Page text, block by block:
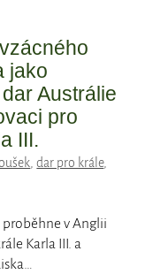
jako
Austrálie
pro
III.
,dar pro krále,
proběhne v Anglii
Karla III. a